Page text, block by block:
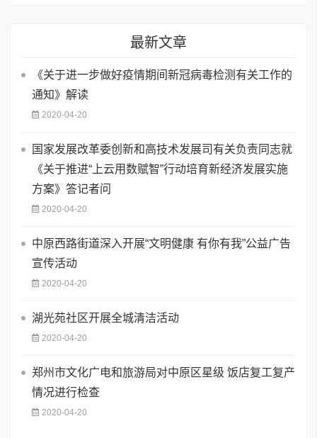
最新文章
《关于进一步做好疫情期间新冠病毒检测有关工作的
通知》解读
2020-04-20
国家发展改革委创新和高技术发展司有关负责同志就
《关于推进“上云用数赋智”行动培育新经济发展实施
方案》答记者问
2020-04-20
中原西路街道深入开展“文明健康 有你有我”公益广告
宣传活动
2020-04-20
湖光苑社区开展全城清洁活动
2020-04-20
郑州市文化广电和旅游局对中原区星级 饭店复工复产
情况进行检查
2020-04-20